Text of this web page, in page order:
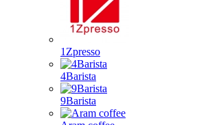
1Zpresso
4Barista
9Barista